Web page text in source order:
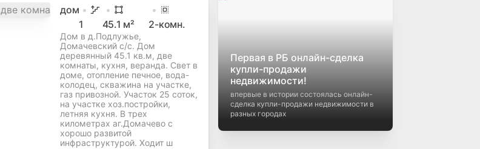
дом
1
45.1 м² 2-комн.
Дом в д.Подлужье,
Домачевский с/с. Дом
деревянный 45.1 кв.м, две
комнаты, кухня, веранда. Свет в
доме, отопление печное, вода-
колодец, скважина на участке,
газ привозной. Участок 25 соток,
на участке хоз.постройки,
летняя кухня. В трех
километрах аг.Домачево с
хорошо развитой
инфраструктурой. Ходит ш
Первая в РБ онлайн-сделка
купли-продажи
недвижимости!
впервые в истории состоялась онлайн-
сделка купли-продажи недвижимости в
разных городах